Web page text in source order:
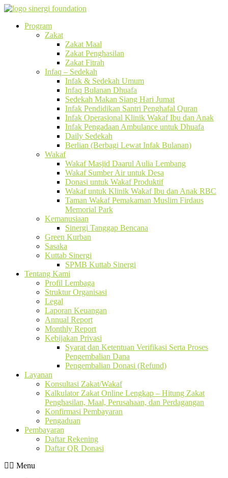
Program
Zakat
Zakat Maal
Zakat Penghasilan
Zakat Fitrah
Infaq – Sedekah
Infak & Sedekah Umum
Infaq Bulanan Dhuafa
Sedekah Makan Siang Hari Jumat
Infak Pendidikan Santri Penghafal Quran
Infak Operasional Klinik Wakaf Ibu dan Anak
Infak Pengadaan Ambulance untuk Dhuafa
Daily Sedekah
Berlian (Berbagi Lewat Infak Bulanan)
Wakaf
Wakaf Masjid Daarul Aulia Lembang
Wakaf Sumber Air untuk Desa
Donasi untuk Wakaf Produktif
Wakaf untuk Klinik Wakaf Ibu dan Anak RBC
Taman Wakaf Pemakaman Muslim Firdaus
Memorial Park
Kemanusiaan
Sinergi Tanggap Bencana
Green Kurban
Sasaka
Kuttab Sinergi
SPMB Kuttab Sinergi
Tentang Kami
Profil Lembaga
Struktur Organisasi
Legal
Laporan Keuangan
Annual Report
Monthly Report
Kebijakan Privasi
Syarat dan Ketentuan Verifikasi Serta Proses
Pengembalian Dana
Pengembalian Donasi (Refund)
Layanan
Konsultasi Zakat/Wakaf
Kalkulator Zakat Online Lengkap – Hitung Zakat
Penghasilan, Maal, Perusahaan, dan Perdagangan
Konfirmasi Pembayaran
Pengaduan
Pembayaran
Daftar Rekening
Daftar QR Donasi
Menu